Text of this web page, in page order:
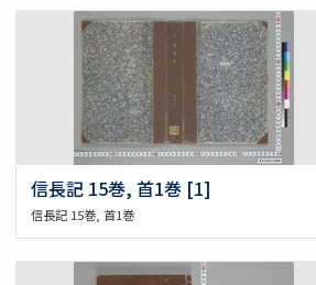
信長記 15巻, 首1巻 [1]
信長記 15巻, 首1巻